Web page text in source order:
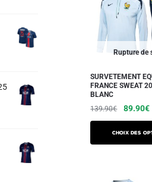
options
peuvent
sur
la
page
du
produit
Rupture de
SURVETEMENT
FRANCE SWEAT
BLANC
139.90€
Le
prix
initial
était :
89.90€
Choix des
produit